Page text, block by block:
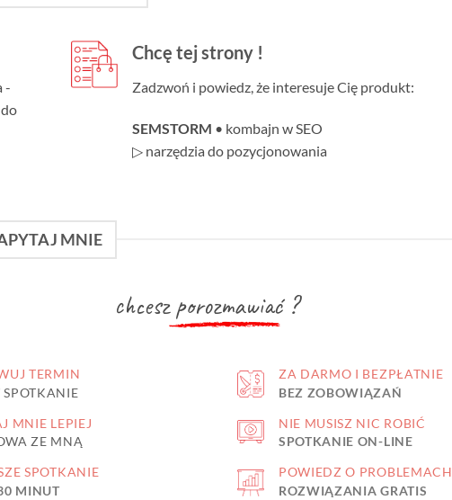
-
Chcę tej strony !
Zadzwoń i powiedz, że interesuje Cię produkt:
SEMSTORM • kombajn w SEO
▷ narzędzia do pozycjonowania
MNIE
chceszporozmawiać?
TERMIN
MNIE LEPIEJ
ZE MNĄ
SPOTKANIE
MINUT
ZA DARMO I BEZPŁATNIE
BEZ ZOBOWIĄZAŃ
NIE MUSISZ NIC ROBIĆ
SPOTKANIE ON-LINE
POWIEDZ O PROBLEMACH
ROZWIĄZANIA GRATIS